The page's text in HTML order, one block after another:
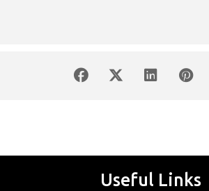
Useful Links